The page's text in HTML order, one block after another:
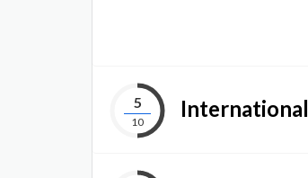
5
10
International